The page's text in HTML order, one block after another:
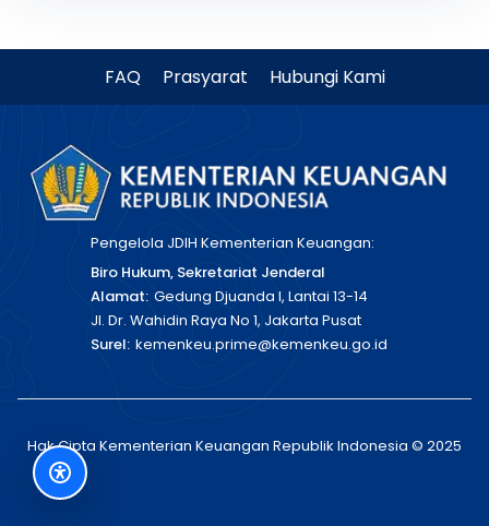
FAQ Prasyarat Hubungi Kami
Pengelola JDIH Kementerian Keuangan:
Biro Hukum, Sekretariat Jenderal
Alamat: Gedung Djuanda I, Lantai 13-14
Jl. Dr. Wahidin Raya No 1, Jakarta Pusat
Surel: kemenkeu.prime@kemenkeu.go.id
Hak Cipta Kementerian Keuangan Republik Indonesia © 2025